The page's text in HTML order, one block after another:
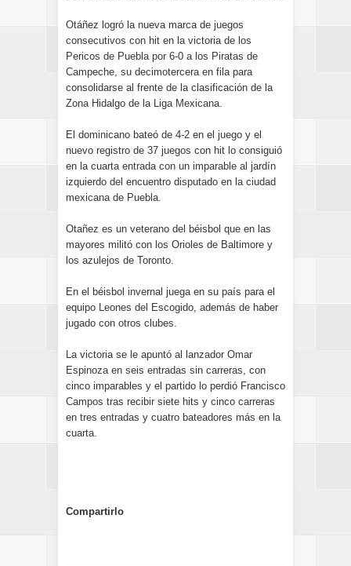
Otáñez logró la nueva marca de juegos
consecutivos con hit en la victoria de los
Pericos de Puebla por 6-0 a los Piratas de
Campeche, su decimotercera en fila para
consolidarse al frente de la clasificación de la
Zona Hidalgo de la Liga Mexicana.
El dominicano bateó de 4-2 en el juego y el
nuevo registro de 37 juegos con hit lo consiguió
en la cuarta entrada con un imparable al jardín
izquierdo del encuentro disputado en la ciudad
mexicana de Puebla.
Otañez es un veterano del béisbol que en las
mayores militó con los Orioles de Baltimore y
los azulejos de Toronto.
En el béisbol invernal juega en su país para el
equipo Leones del Escogido, además de haber
jugado con otros clubes.
La victoria se le apuntó al lanzador Omar
Espinoza en seis entradas sin carreras, con
cinco imparables y el partido lo perdió Francisco
Campos tras recibir siete hits y cinco carreras
en tres entradas y cuatro bateadores más en la
cuarta.
Compartirlo